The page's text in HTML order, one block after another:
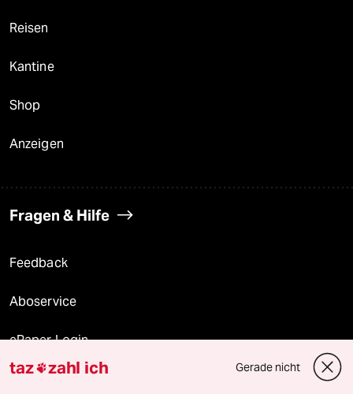
Reisen
Kantine
Shop
Anzeigen
Fragen & Hilfe
Feedback
Aboservice
ePaper Login
Downloads für Abonnierende
taz zahl ich Gerade nicht